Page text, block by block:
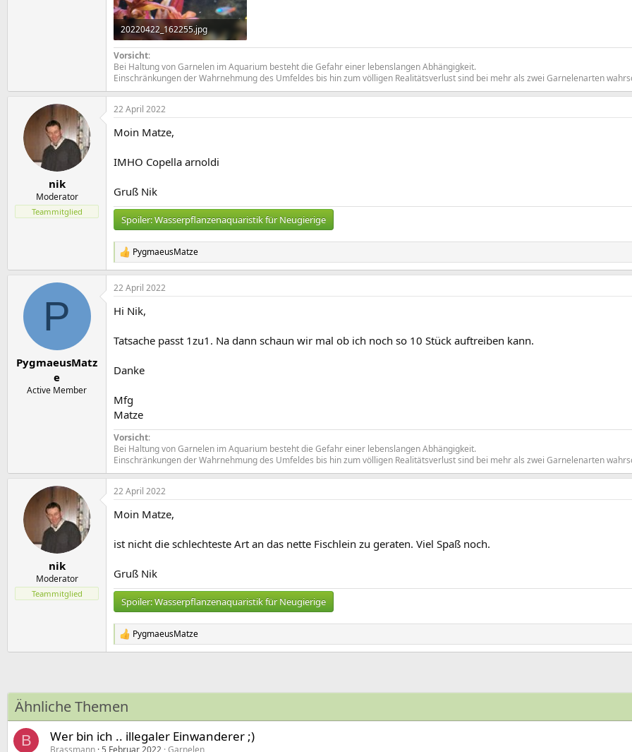
20220422_162255.jpg
1,3 MB · Aufrufe: 311
Vorsicht:
Bei Haltung von Garnelen im Aquarium besteht die Gefahr einer lebenslangen Abhängigkeit.
Einschränkungen der Wahrnehmung des Umfeldes bis hin zum völligen Realitätsverlust sind bei mehr als zwei Garnelenarten
nik
Moderator
Teammitglied
22 April 2022
Moin Matze,
IMHO Copella arnoldi
Gruß Nik
Spoiler:Wasserpflanzenaquaristik für Neugierige
R
e
a
k
i
n
e
:
PygmaeusMatze
P
PygmaeusMatz
e
Active Member
22 April 2022
Hi Nik,
Tatsache passt 1zu1. Na dann schaun wir mal ob ich noch so 10 Stück auftreiben kann.
Danke
Mfg
Matze
Vorsicht:
Bei Haltung von Garnelen im Aquarium besteht die Gefahr einer lebenslangen Abhängigkeit.
Einschränkungen der Wahrnehmung des Umfeldes bis hin zum völligen Realitätsverlust sind bei mehr als zwei Garnelenarten
nik
Moderator
Teammitglied
22 April 2022
Moin Matze,
ist nicht die schlechteste Art an das nette Fischlein zu geraten. Viel Spaß noch.
Gruß Nik
Spoiler:Wasserpflanzenaquaristik für Neugierige
R
e
i
o
n
PygmaeusMatze
Ähnliche Themen
B Wer bin ich .. illegaler Einwanderer ;)
Brassmann 5 Februar 2022 Garnelen